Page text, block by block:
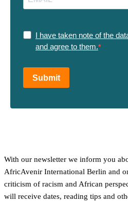
I have taken note of the
and agree to them.
Submit
With our newsletter we inform you
AfricAvenir International Berlin and
criticism of racism and African
will receive dates, reading tips and